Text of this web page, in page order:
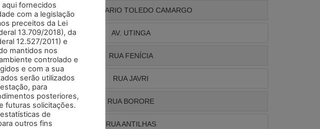
AV. CAP. MARIO TOLEDO CAMARGO
AV. UTINGA
RUA FENÍCIA
RUA JAVRI
RUA BORORE
RUA ANTILHAS
fornecidos
com a legislação
preceitos da Lei
13.709/2018), da
12.527/2011) e
mantidos nos
controlado e
e com a sua
serão utilizados
para
posteriores,
futuras solicitações.
de
outros fins